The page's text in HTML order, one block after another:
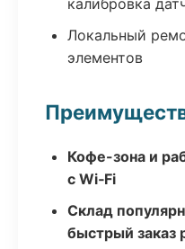
калибровка
Локальный
элементов
Кофе-зона и
с Wi‑Fi
Склад
быстрый заказ